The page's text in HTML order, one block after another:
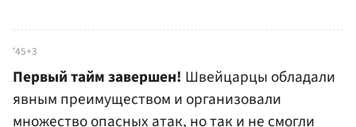
'45+3
Первый тайм завершен! Швейцарцы обладали
явным преимуществом и организовали
множество опасных атак, но так и не смогли